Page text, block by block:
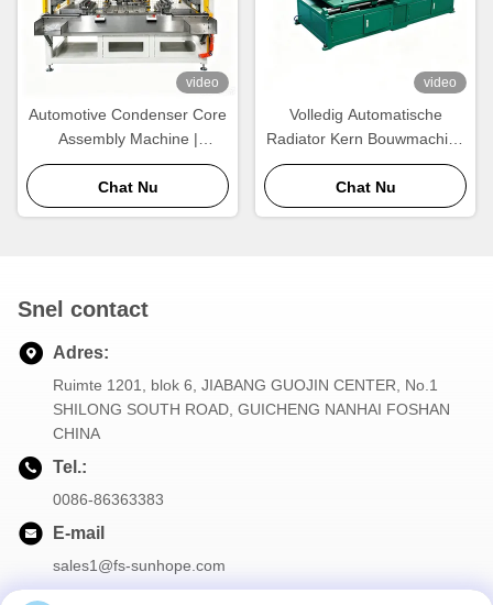
video
Automotive Condenser Core
Assembly Machine |
Automatische
Buizenrangschikking &
Warmtewisselaar
Chat Nu
video
Volledig Automatische
Radiator Kern Bouwmachine
| Hoge Output Aluminium
Radiator Kern Assemblage
Apparatuur
Chat Nu
Snel contact
Adres:
Ruimte 1201, blok 6, JIABANG GUOJIN CENTER, No.1
SHILONG SOUTH ROAD, GUICHENG NANHAI FOSHAN
CHINA
Tel.:
0086-86363383
E-mail
sales1@fs-sunhope.com